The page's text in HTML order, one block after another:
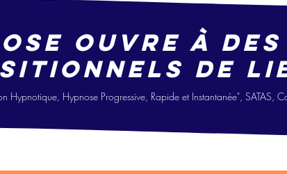
ouvre à des
ls de
Hypnotique, Hypnose Progressive, Rapide et Instantanée", SATAS,